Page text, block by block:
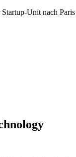
Unit nach